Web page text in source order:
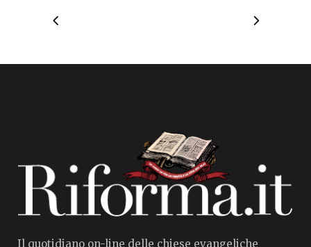
Il quotidiano on-line delle chiese evangeliche